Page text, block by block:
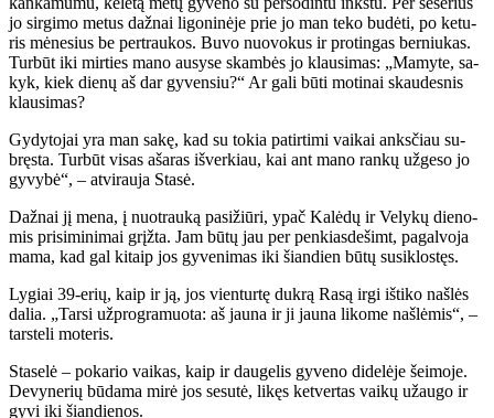
jo sir­gi­mo me­tus daž­nai li­go­ni­nė­je prie jo man te­ko bu­dė­ti, po ke­tu­
ris mė­ne­sius be per­trau­kos. Bu­vo nuo­vo­kus ir pro­tin­gas ber­niu­kas.
Tur­būt iki mir­ties ma­no au­sy­se skam­bės jo klau­si­mas: „Ma­my­te, sa­
kyk, kiek die­nų aš dar gy­ven­siu?“ Ar ga­li bū­ti mo­ti­nai skau­des­nis
klau­si­mas?
Gy­dy­to­jai yra man sa­kę, kad su to­kia pa­tir­ti­mi vai­kai anks­čiau su­
bręs­ta. Tur­būt vi­sas aša­ras iš­ver­kiau, kai ant ma­no ran­kų už­ge­so jo
gy­vy­bė“, – at­vi­rau­ja Sta­sė.
Daž­nai jį me­na, į nuo­trau­ką pa­si­žiū­ri, ypač Ka­lė­dų ir Ve­ly­kų die­no­
mis pri­si­mi­ni­mai grįž­ta. Jam bū­tų jau per pen­kias­de­šimt, pa­gal­vo­ja
ma­ma, kad gal ki­taip jos gy­ve­ni­mas iki šian­dien bū­tų su­si­klos­tęs.
Ly­giai 39-erių, kaip ir ją, jos vien­tur­tę duk­rą Ra­są ir­gi iš­ti­ko naš­lės
da­lia. „Tar­si už­prog­ra­muo­ta: aš jau­na ir ji jau­na li­ko­me naš­lė­mis“, –
tars­te­li mo­te­ris.
Sta­se­lė – po­ka­rio vai­kas, kaip ir dau­ge­lis gy­ve­no di­de­lė­je šei­mo­je.
De­vy­ne­rių bū­da­ma mi­rė jos se­su­tė, li­kęs ket­ver­tas vai­kų už­au­go ir
gy­vi iki šian­die­nos.